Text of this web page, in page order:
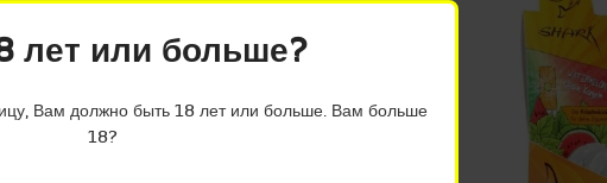
лет или больше?
Вам должно быть 18 лет или больше. Вам больше
18?